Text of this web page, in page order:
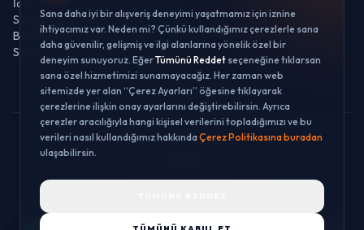
İade ve Değişim
Sıkça Sorulan Sorular
Banka Hesaplarımız
Sipariş Takibi
© 2026 LUSTWAY. TÜM HAKLARI SAKLIDIR.
Sana daha iyi bir alışveriş deneyimi yaşatmamız için iznine
ihtiyacımız var. Neden mi? Çünkü kullandığımız çerezlerle sana
daha güvenilir, gelişmiş ve ilgi alanlarına yönelik özel bir
deneyim sunuyoruz. EğerTümünü Reddet seçeneğine tıklarsan
sana özel hizmetimizi sunamayacağız. Her zaman web
sitemizde yer alan “Çerez Ayarları” öğesine tıklayarak
çerezlerine ilişkin onay ayarlarını değiştirebilirsin. Ayrıca
çerezler aracılığıyla hangi kişisel verilerini topladığımızı ve bu
verileri nasıl kullandığımız hakkındaÇerez Politikasına buradan
ulaşabilirsin.